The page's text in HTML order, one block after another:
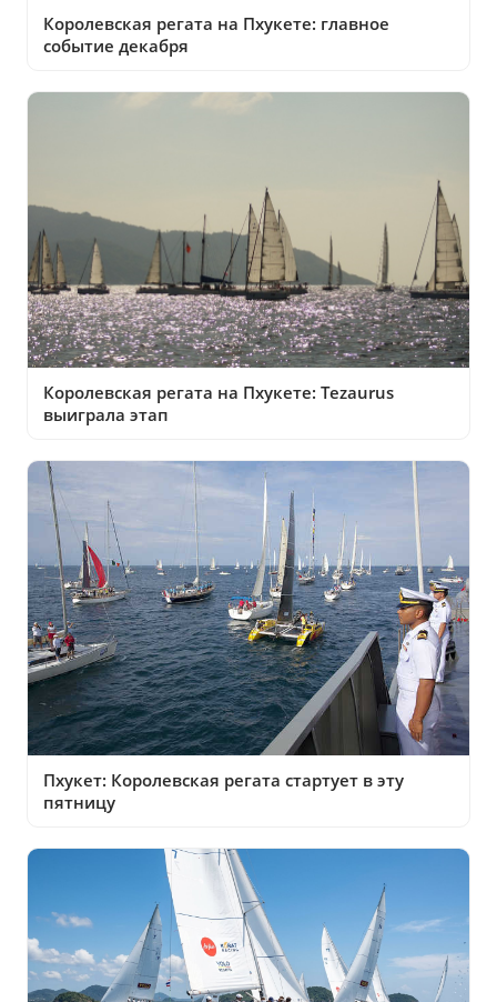
Королевская регата на Пхукете: главное
событие декабря
Королевская регата на Пхукете: Tezaurus
выиграла этап
Пхукет: Королевская регата стартует в эту
пятницу